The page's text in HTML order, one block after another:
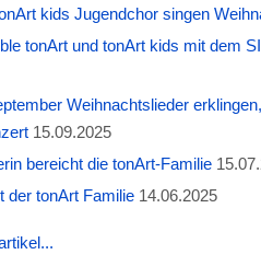
kids Jugendchor singen
tonArt und tonArt kids mit dem
Weihnachtslieder
15.09.2025
bereicht die tonArt-Familie
der tonArt Familie 14.06.2025